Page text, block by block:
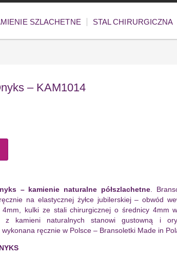
SZLACHETNE STAL CHIRURGICZNA
– KAM1014
– kamienie naturalne półszlachetne.
na elastycznej żyłce jubilerskiej – obwód
4mm, kulki ze stali chirurgicznej o średnicy 4mm
z kamieni naturalnych stanowi gustowną i
ręcznie w Polsce – Bransoletki Made in